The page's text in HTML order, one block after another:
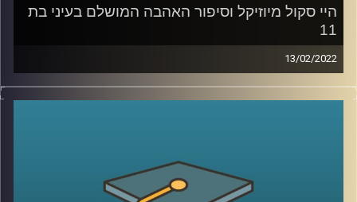
היי סקול מיוזיקל וסיפור האהבה המושלם בעיני בת
11
13/02/2022
רובנו צפינו בילדותינו סרטי דיסני ושמענו אגדות לפני השינה.
ד"ר שירי רזניק, פסיכולוגית חברתית וחוקרת תקשורת, בדקה
הפריפריה את הסרט "היי סקול מיוזיקל" לאופן בו הסרט פורש
על ידי בנות המרכז?